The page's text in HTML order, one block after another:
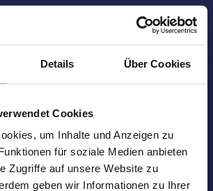
Details Über Cookies
Cookies
um Inhalte und Anzeigen zu
für soziale Medien anbieten
Zugriffe auf unsere Website zu
geben wir Informationen zu Ihrer